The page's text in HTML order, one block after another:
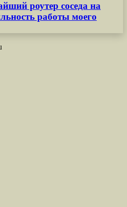
роутер соседа на
работы моего